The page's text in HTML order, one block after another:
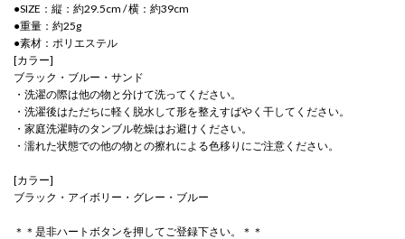
●SIZE：縦：約29.5cm / 横：約39cm
●重量：約25g
●素材：ポリエステル
[カラー]
ブラック・ブルー・サンド
・洗濯の際は他の物と分けて洗ってください。
・洗濯後はただちに軽く脱水して形を整えすばやく干してください。
・家庭洗濯時のタンブル乾燥はお避けください。
・濡れた状態での他の物との擦れによる色移りにご注意ください。
[カラー]
ブラック・アイボリー・グレー・ブルー
＊＊是非ハートボタンを押してご登録下さい。＊＊